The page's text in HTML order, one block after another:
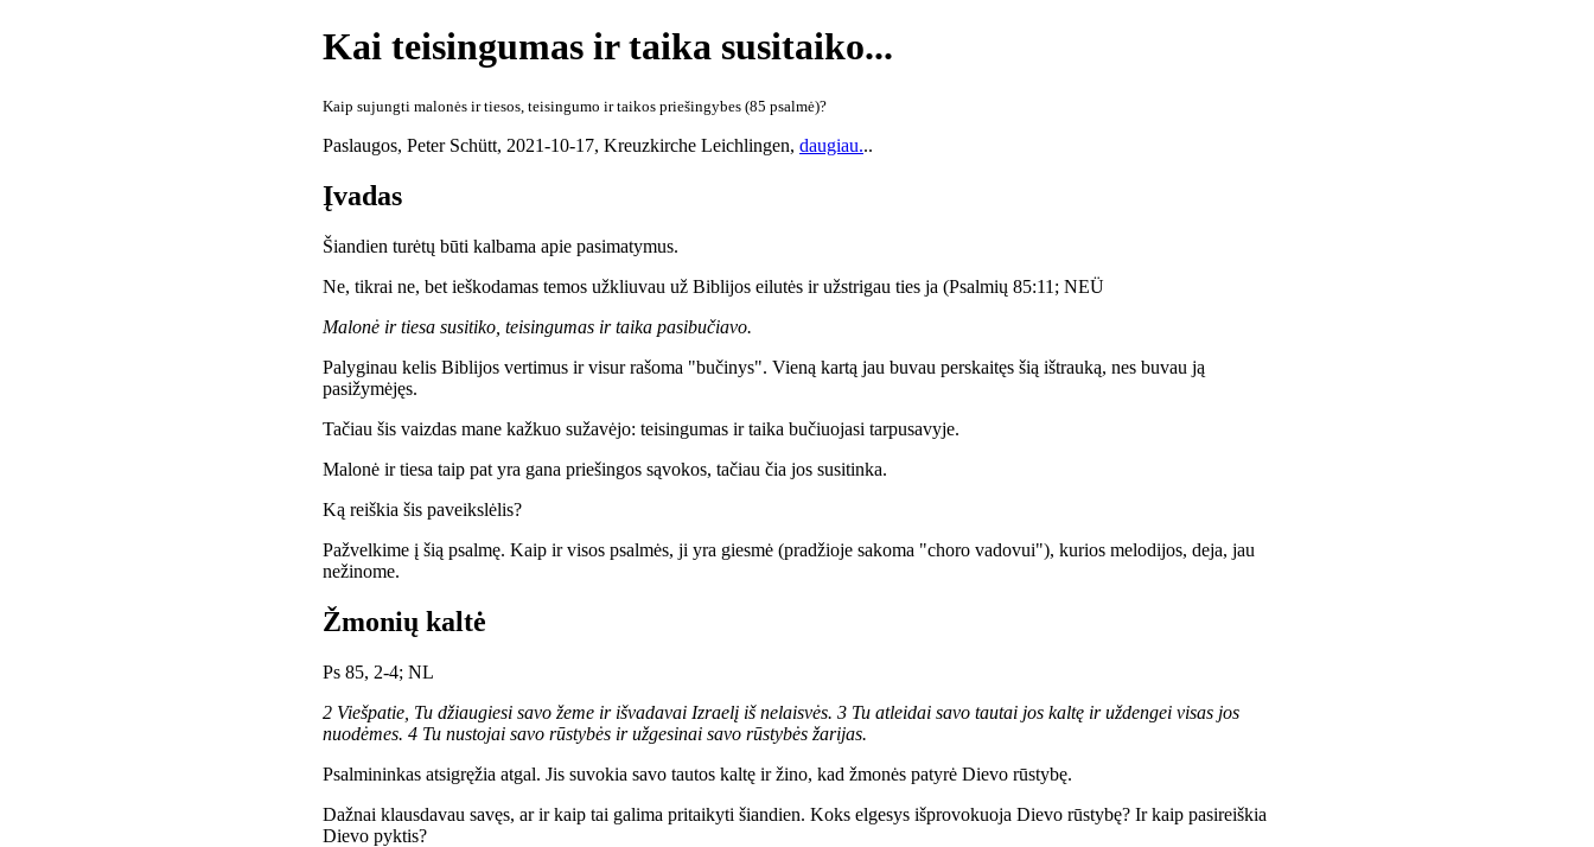
Kai teisingumas ir taika susitaiko...
Kaip sujungti malonės ir tiesos, teisingumo ir taikos priešingybes (85 psalmė)?
Paslaugos, Peter Schütt, 2021-10-17, Kreuzkirche Leichlingen, daugiau...
Įvadas
Šiandien turėtų būti kalbama apie pasimatymus.
Ne, tikrai ne, bet ieškodamas temos užkliuvau už Biblijos eilutės ir užstrigau ties ja (Psalmių 85:11; NEÜ
Malonė ir tiesa susitiko, teisingumas ir taika pasibučiavo.
Palyginau kelis Biblijos vertimus ir visur rašoma "bučinys". Vieną kartą jau buvau perskaitęs šią ištrauką, nes buvau ją
pasižymėjęs.
Tačiau šis vaizdas mane kažkuo sužavėjo: teisingumas ir taika bučiuojasi tarpusavyje.
Malonė ir tiesa taip pat yra gana priešingos sąvokos, tačiau čia jos susitinka.
Ką reiškia šis paveikslėlis?
Pažvelkime į šią psalmę. Kaip ir visos psalmės, ji yra giesmė (pradžioje sakoma "choro vadovui"), kurios melodijos, deja, jau
nežinome.
Žmonių kaltė
Ps 85, 2-4; NL
2 Viešpatie, Tu džiaugiesi savo žeme ir išvadavai Izraelį iš nelaisvės. 3 Tu atleidai savo tautai jos kaltę ir uždengei visas jos
nuodėmes. 4 Tu nustojai savo rūstybės ir užgesinai savo rūstybės žarijas.
Psalmininkas atsigręžia atgal. Jis suvokia savo tautos kaltę ir žino, kad žmonės patyrė Dievo rūstybę.
Dažnai klausdavau savęs, ar ir kaip tai galima pritaikyti šiandien. Koks elgesys išprovokuoja Dievo rūstybę? Ir kaip pasireiškia
Dievo pyktis?